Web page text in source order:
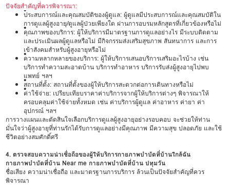
ปัจจัยสำคัญที่ควรพิจารณา:
•
ประสบการณ์และคุณสมบัติของผู้ดูแล: ผู้ดูแลมีประสบการณ์และคุณสมบัติใน
การดูแลผู้สูงอายุ/ดูแลผู้ป่วยเพียงใด ผ่านการอบรมหลักสูตรที่เกี่ยวข้องหรือไม่
•
คุณภาพของบริการ: ผู้ให้บริการมีมาตรฐานการดูแลอย่างไร มีระบบติดตาม
และประเมินผลผู้ดูแลหรือไม่ มีกิจกรรมส่งเสริมสุขภาพ สันทนาการ และการ
เข้าสังคมสำหรับผู้สูงอายุหรือไม่
•
ความหลากหลายของบริการ: ผู้ให้บริการเสนอบริการเสริมอะไรบ้าง เช่น
บริการทำความสะอาดบ้าน บริการทำอาหาร บริการรับส่งผู้สูงอายุไปพบ
แพทย์ ฯลฯ
•
สถานที่ตั้ง: สถานที่ตั้งของผู้ให้บริการสะดวกต่อการเดินทางหรือไม่
•
ค่าใช้จ่าย: เปรียบเทียบราคาค่าบริการจากผู้ให้บริการต่างๆ พิจารณาให้
ครอบคลุมค่าใช้จ่ายทั้งหมด เช่น ค่าบริการผู้ดูแล ค่าอาหาร ค่ายา ค่า
อุปกรณ์ ฯลฯ
การวางแผนและตัดสินใจเลือกบริการดูแลผู้สูงอายุอย่างรอบคอบ จะช่วยให้ท่าน
มั่นใจว่าผู้สูงอายุที่ท่านรักได้รับการดูแลอย่างมีคุณภาพ มีความสุข ปลอดภัย และใช้
ชีวิตอย่างสมศักดิ์ศรี
4. ตรวจสอบความน่าเชื่อถือของผู้ให้บริการกายภาพบำบัดที่บ้านใกล้ฉัน
กายภาพบำบัดที่บ้าน Near me กายภาพบำบัดที่บ้าน ปทุมวัน
ชื่อเสียง ความน่าเชื่อถือ และมาตรฐานการบริการ ล้วนเป็นปัจจัยสำคัญที่ควร
พิจารณา